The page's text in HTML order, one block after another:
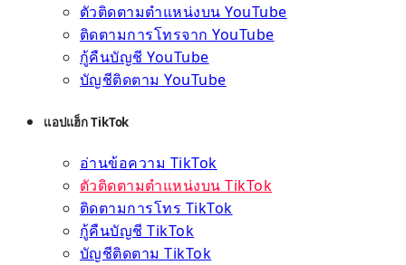
ตัวติดตามตำแหน่งบน YouTube
ติดตามการโทรจาก YouTube
กู้คืนบัญชี YouTube
บัญชีติดตาม YouTube
แอปแฮ็ก TikTok
อ่านข้อความ TikTok
ตัวติดตามตำแหน่งบน TikTok
ติดตามการโทร TikTok
กู้คืนบัญชี TikTok
บัญชีติดตาม TikTok